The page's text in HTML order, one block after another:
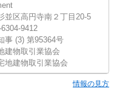
並区高円寺南２丁目20-5
9412
事 (3) 第95364号
建物取引業協会
地建物取引業協会
情報の見方